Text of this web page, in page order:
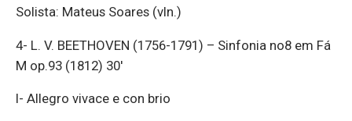
So­lista: Ma­teus So­ares (vln.)
4- L. V. BE­ETHOVEN (1756-1791) – Sin­fonia no8 em Fá
M op.93 (1812) 30′
I- Al­legro vi­vace e con brio